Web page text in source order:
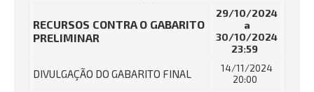
RECURSOS CONTRA O GABARITO
PRELIMINAR
29/10/2024
a
30/10/2024
23:59
DIVULGAÇÃO DO GABARITO FINAL
14/11/2024
20:00